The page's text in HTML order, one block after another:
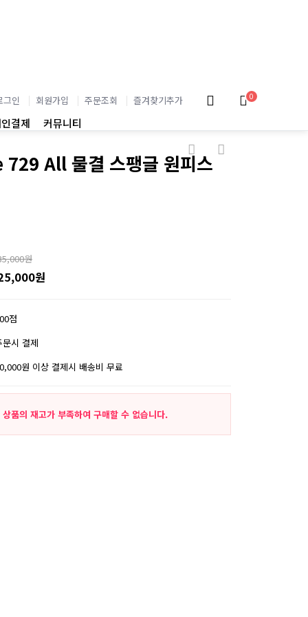
그인 회원가입 주문조회 즐겨찾기추가
결제 커뮤니티
0
All 물결 스팽글 원피스
원
원
점
문시 결제
원 이상 결제시 배송비 무료
상품의 재고가 부족하여 구매할 수 없습니다.